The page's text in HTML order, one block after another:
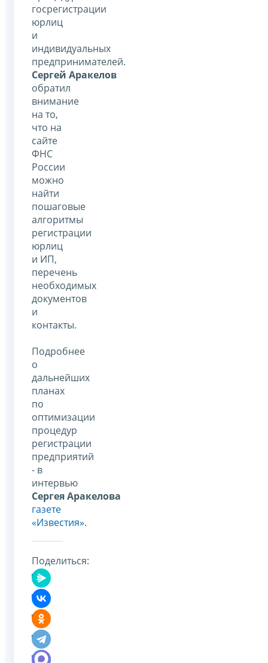
госрегистрации
юрлиц
и
индивидуальных
предпринимателей.
Сергей Аракелов
обратил
внимание
на то,
что на
сайте
ФНС
России
можно
найти
пошаговые
алгоритмы
регистрации
юрлиц
и ИП,
перечень
необходимых
документов
и
контакты.
Подробнее
о
дальнейших
планах
по
оптимизации
процедур
регистрации
предприятий
- в
интервью
Сергея Аракелова
газете
«Известия».
Поделиться: